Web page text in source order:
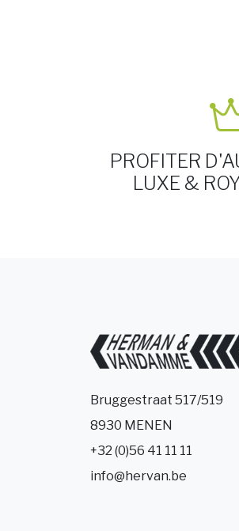
PROFITER
LUXE &
Bruggestraat 517/519
8930 MENEN
+32 (0)56 41 11 11
info@hervan.be